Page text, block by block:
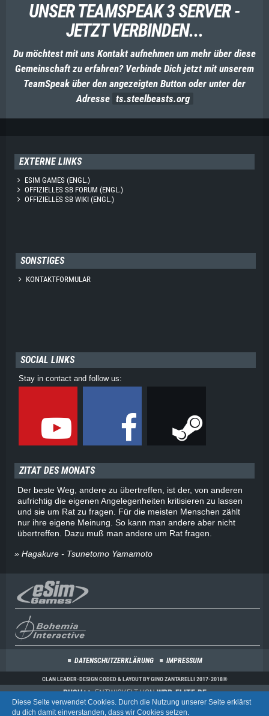
UNSER TEAMSPEAK 3 SERVER -
JETZT VERBINDEN...
Du möchtest mit uns Kontakt aufnehmen um mehr über diese
Gemeinschaft zu erfahren? Verbinde Dich jetzt mit unserem
TeamSpeak über den angezeigten Button oder unter der
Adresse ts.steelbeasts.org
EXTERNE LINKS
ESIM GAMES (ENGL.)
OFFIZIELLES SB FORUM (ENGL.)
OFFIZIELLES SB WIKI (ENGL.)
SONSTIGES
KONTAKTFORMULAR
SOCIAL LINKS
Stay in contact and follow us:
ZITAT DES MONATS
Der beste Weg, andere zu übertreffen, ist der, von anderen
aufrichtig die eigenen Angelegenheiten kritisieren zu lassen
und sie um Rat zu fragen. Für die meisten Menschen zählt
nur ihre eigene Meinung. So kann man andere aber nicht
übertreffen. Dazu muß man andere um Rat fragen.
» Hagakure - Tsunetomo Yamamoto
DATENSCHUTZERKLÄRUNG IMPRESSUM
CLAN LEADER-DESIGN CODED & LAYOUT BY GINO ZANTARELLI 2017-2018©
PUSH++, ENTWICKELT VONWBB-ELITE.DE
COMMUNITY-SOFTWARE:WOLTLAB SUITE™
Diese Seite verwendet Cookies. Durch die Nutzung unserer Seite erklärst
du dich damit einverstanden, dass wir Cookies setzen.